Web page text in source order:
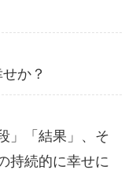
か？
」「結果」、そ
持続的に幸せに